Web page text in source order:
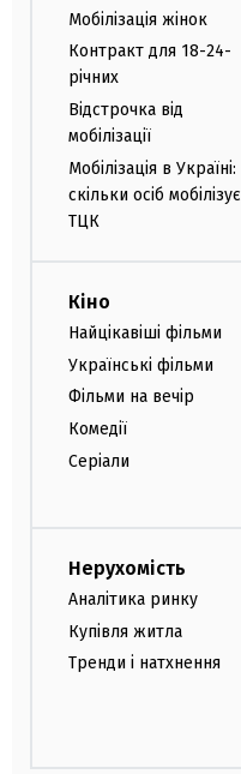
Мобілізація жінок
Контракт для 18-24-
річних
Відстрочка від
мобілізації
Мобілізація в Україні:
скільки осіб мобілізує
ТЦК
Кіно
Найцікавіші фільми
Українські фільми
Фільми на вечір
Комедії
Серіали
Нерухомість
Аналітика ринку
Купівля житла
Тренди і натхнення